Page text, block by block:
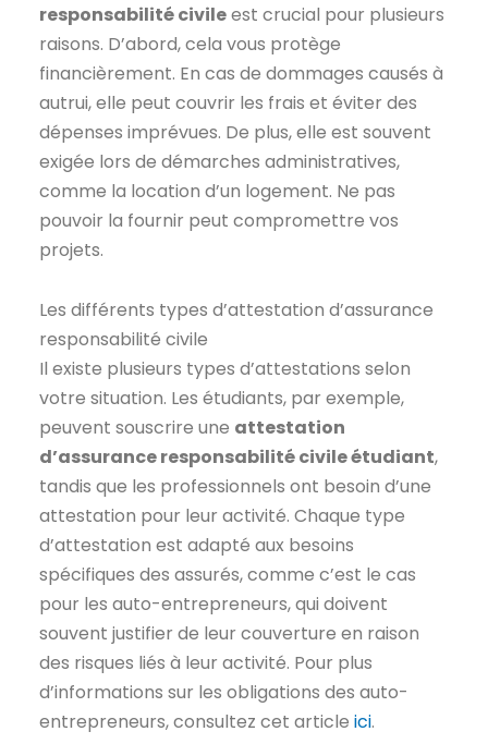
responsabilité civileest crucial pour plusieurs
raisons. D’abord, cela vous protège
financièrement. En cas de dommages causés à
autrui, elle peut couvrir les frais et éviter des
dépenses imprévues. De plus, elle est souvent
exigée lors de démarches administratives,
comme la location d’un logement. Ne pas
pouvoir la fournir peut compromettre vos
projets.
Les différents types d’attestation d’assurance
responsabilité civile
Il existe plusieurs types d’attestations selon
votre situation. Les étudiants, par exemple,
peuvent souscrire une attestation
d’assurance responsabilité civile étudiant,
tandis que les professionnels ont besoin d’une
attestation pour leur activité. Chaque type
d’attestation est adapté aux besoins
spécifiques des assurés, comme c’est le cas
pour les auto-entrepreneurs, qui doivent
souvent justifier de leur couverture en raison
des risques liés à leur activité. Pour plus
d’informations sur les obligations des auto-
entrepreneurs, consultez cet articleici.